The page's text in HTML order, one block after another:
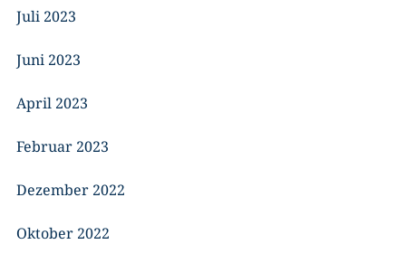
Juli 2023
Juni 2023
April 2023
Februar 2023
Dezember 2022
Oktober 2022